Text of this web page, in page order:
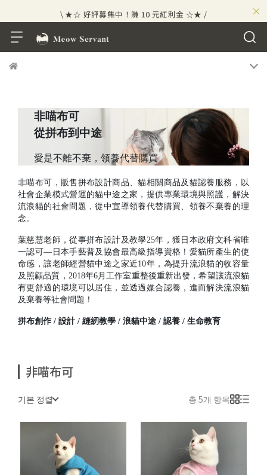
×
\ ★☆ 好評募集中！賺 10 元紅利金 ☆★ /
⟡⣠𝘄𝗲𝗹𝗰𝗼𝗺𝗲 ⁘ 新會員贈 50 元紅利金
\ ★☆ 好評募集中！賺 10 元紅利金 ☆★ /
非喵布可
從拼布到中途
愛是不離不棄，領養代替購買
非喵布可，販售拼布設計商品、貓相關商品及貓認養服務，以
社會企業模式營運的貓中途之家，提供專業環境與照護，解決
流浪貓的社會問題，從中宣導領養代替購買、領養不棄養的理
念。
葉慈慧老師，從事拼布設計及教學25年，獲日本政府文科省唯
一認可—日本手藝普及協會最高級指導資格！愛貓所產生的使
命感，讓老師經營貓中途之家近10年，為提升流浪貓的收容量
及照顧品質，2018年6月工作室重整後重新出發，希望讓流浪貓
有更舒適的環境可以居住，並透過媒合認養，進而解決流浪貓
及棄養等社會問題！
拼布創作 / 設計 / 縫紉教學 / 浪貓中途 / 認養 / 生命教育
非喵布可
기본 정렬 총 5개 항목